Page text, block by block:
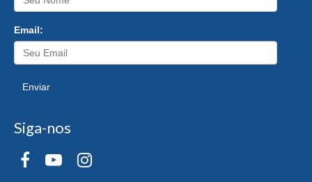
Email:
Enviar
Siga-nos